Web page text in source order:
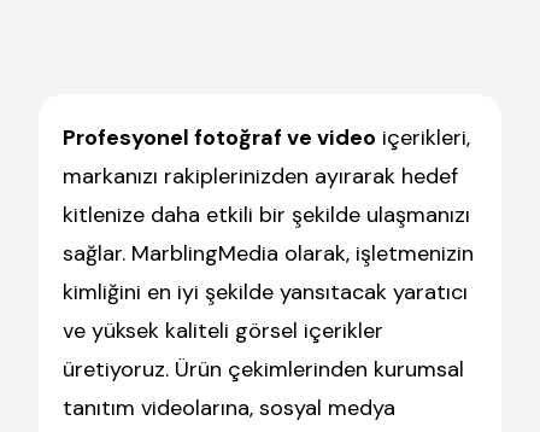
Profesyonel fotoğraf ve video içerikleri,
markanızı rakiplerinizden ayırarak hedef
kitlenize daha etkili bir şekilde ulaşmanızı
sağlar. MarblingMedia olarak, işletmenizin
kimliğini en iyi şekilde yansıtacak yaratıcı
ve yüksek kaliteli görsel içerikler
üretiyoruz. Ürün çekimlerinden kurumsal
tanıtım videolarına, sosyal medya